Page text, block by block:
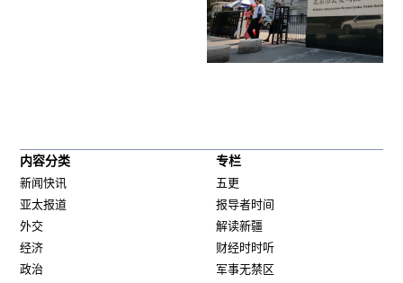
内容分类
新闻快讯
亚太报道
外交
经济
政治
专栏
五更
报导者时间
解读新疆
财经时时听
军事无禁区